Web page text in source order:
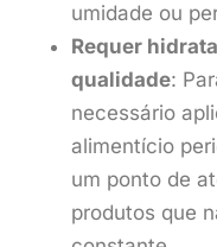
umidade ou
Requer
qualidade:
necessário
alimentício
um ponto de
produtos que